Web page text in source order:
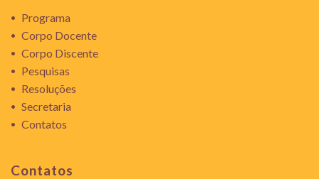
Programa
Corpo Docente
Corpo Discente
Pesquisas
Resoluções
Secretaria
Contatos
Contatos